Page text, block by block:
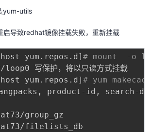
yum-utils
启导致redhat镜像挂载失败，重新挂载
yum.repos.d ] # mount  -o
yum.repos.d ] # yum
langpacks, product-id, search-